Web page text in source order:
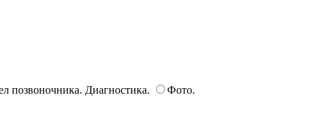
позвоночника. Диагностика. Фото.